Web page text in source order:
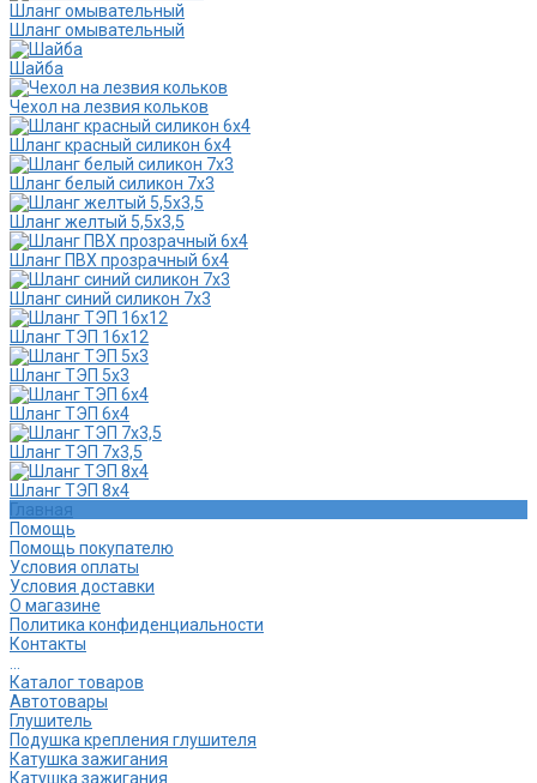
Шланг омывательный
Шланг омывательный
Шайба
Чехол на лезвия кольков
Шланг красный силикон 6х4
Шланг белый силикон 7х3
Шланг желтый 5,5х3,5
Шланг ПВХ прозрачный 6х4
Шланг синий силикон 7х3
Шланг ТЭП 16х12
Шланг ТЭП 5х3
Шланг ТЭП 6х4
Шланг ТЭП 7х3,5
Шланг ТЭП 8х4
Главная
Помощь
Помощь покупателю
Условия оплаты
Условия доставки
О магазине
Политика конфиденциальности
Контакты
...
Каталог товаров
Автотовары
Глушитель
Подушка крепления глушителя
Катушка зажигания
Катушка зажигания